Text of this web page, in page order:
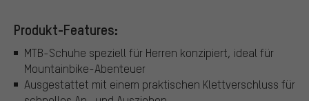
Produkt-Features:
MTB-Schuhe speziell für Herren konzipiert, ideal für
Mountainbike-Abenteuer
Ausgestattet mit einem praktischen Klettverschluss für